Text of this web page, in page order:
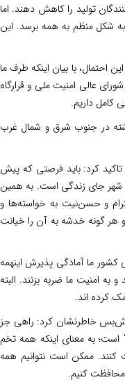
تولید را کاهش دهند. اما
شکل منظم به همه برسد. این
با بیان اینکه طرف ما
عالی امنیت ملی و قرارگاه
کامل داریم.
در جنوب شرق و شمال غرب
که بین مردم در ایام جنگ ۱۲ روزه شکل گرفت، تاکید کرد: باید فرصتی که پیش
شهر جای زندگی است. به همین
و حسن‌نیت به خواسته‌ها و
هر گونه خدشه به آن را خیانت
ما آمادگی پذیرش اینهمه
به امنیت ما ضربه بزنند. البته
کرده اند.
خاطرنشان کرد: راهی جز
است؛ به معنای اینکه همه تخم
کنند. ممکن است نتوانیم همه
محافظت کنیم.